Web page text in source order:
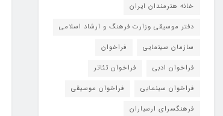
خانه هنرمندان ایران
دفتر موسیقی وزارت فرهنگ و ارشاد اسلامی
سازمان سینمایی
فراخوان
فراخوان ادبی
فراخوان تئاتر
فراخوان سینمایی
فراخوان موسیقی
فرهنگسرای ارسباران